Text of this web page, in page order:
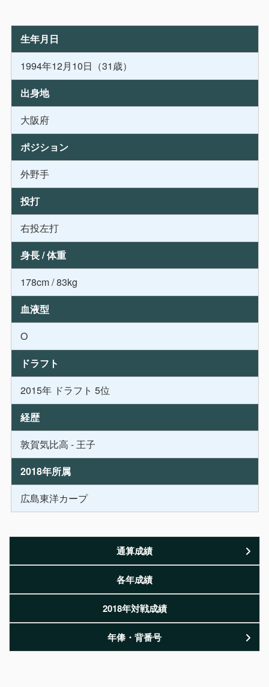
生年月日
1994年12月10日（31歳）
出身地
大阪府
ポジション
外野手
投打
右投左打
身長 / 体重
178cm / 83kg
血液型
O
ドラフト
2015年 ドラフト 5位
経歴
敦賀気比高 - 王子
2018年所属
広島東洋カープ
通算成績
各年成績
2018年対戦成績
年俸・背番号